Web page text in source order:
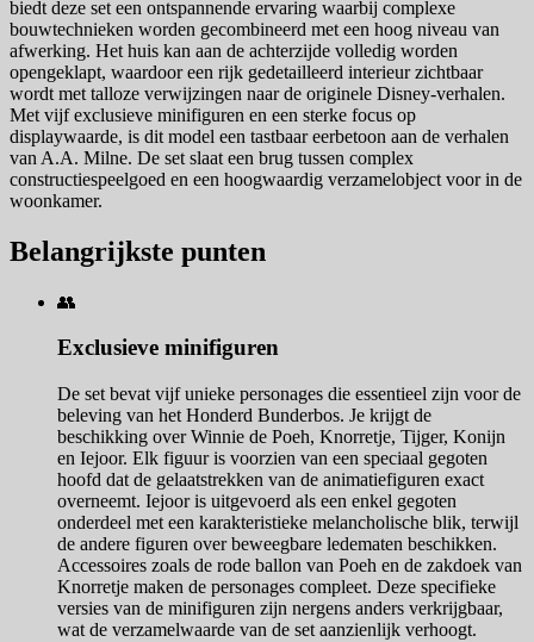
biedt deze set een ontspannende ervaring waarbij complexe
bouwtechnieken worden gecombineerd met een hoog niveau van
afwerking. Het huis kan aan de achterzijde volledig worden
opengeklapt, waardoor een rijk gedetailleerd interieur zichtbaar
wordt met talloze verwijzingen naar de originele Disney-verhalen.
Met vijf exclusieve minifiguren en een sterke focus op
displaywaarde, is dit model een tastbaar eerbetoon aan de verhalen
van A.A. Milne. De set slaat een brug tussen complex
constructiespeelgoed en een hoogwaardig verzamelobject voor in de
woonkamer.
Belangrijkste punten
👥
Exclusieve minifiguren
De set bevat vijf unieke personages die essentieel zijn voor de
beleving van het Honderd Bunderbos. Je krijgt de
beschikking over Winnie de Poeh, Knorretje, Tijger, Konijn
en Iejoor. Elk figuur is voorzien van een speciaal gegoten
hoofd dat de gelaatstrekken van de animatiefiguren exact
overneemt. Iejoor is uitgevoerd als een enkel gegoten
onderdeel met een karakteristieke melancholische blik, terwijl
de andere figuren over beweegbare ledematen beschikken.
Accessoires zoals de rode ballon van Poeh en de zakdoek van
Knorretje maken de personages compleet. Deze specifieke
versies van de minifiguren zijn nergens anders verkrijgbaar,
wat de verzamelwaarde van de set aanzienlijk verhoogt.